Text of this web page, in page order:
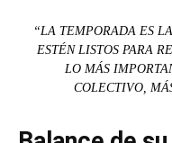
“LA TEMPORADA ES
ESTÉN LISTOS PARA
LO MÁS
COLECTIVO,